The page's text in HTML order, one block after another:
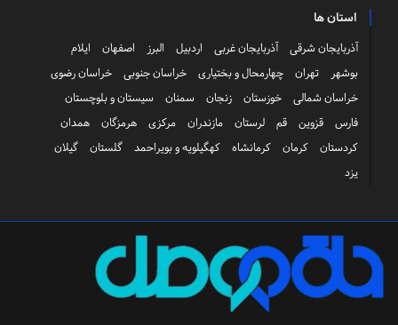
استان ها
آذربایجان شرقی آذربایجان غربی اردبیل البرز اصفهان
ایلام
بوشهر
تهران چهارمحال و بختیاری خراسان جنوبی
خراسان رضوی
خراسان شمالی
خوزستان زنجان سمنان
سیستان و بلوچستان
فارس
قزوین قم لرستان مازندران مرکزی هرمزگان
همدان
کردستان
کرمان کرمانشاه کهگیلویه و بویراحمد گلستان
گیلان
یزد